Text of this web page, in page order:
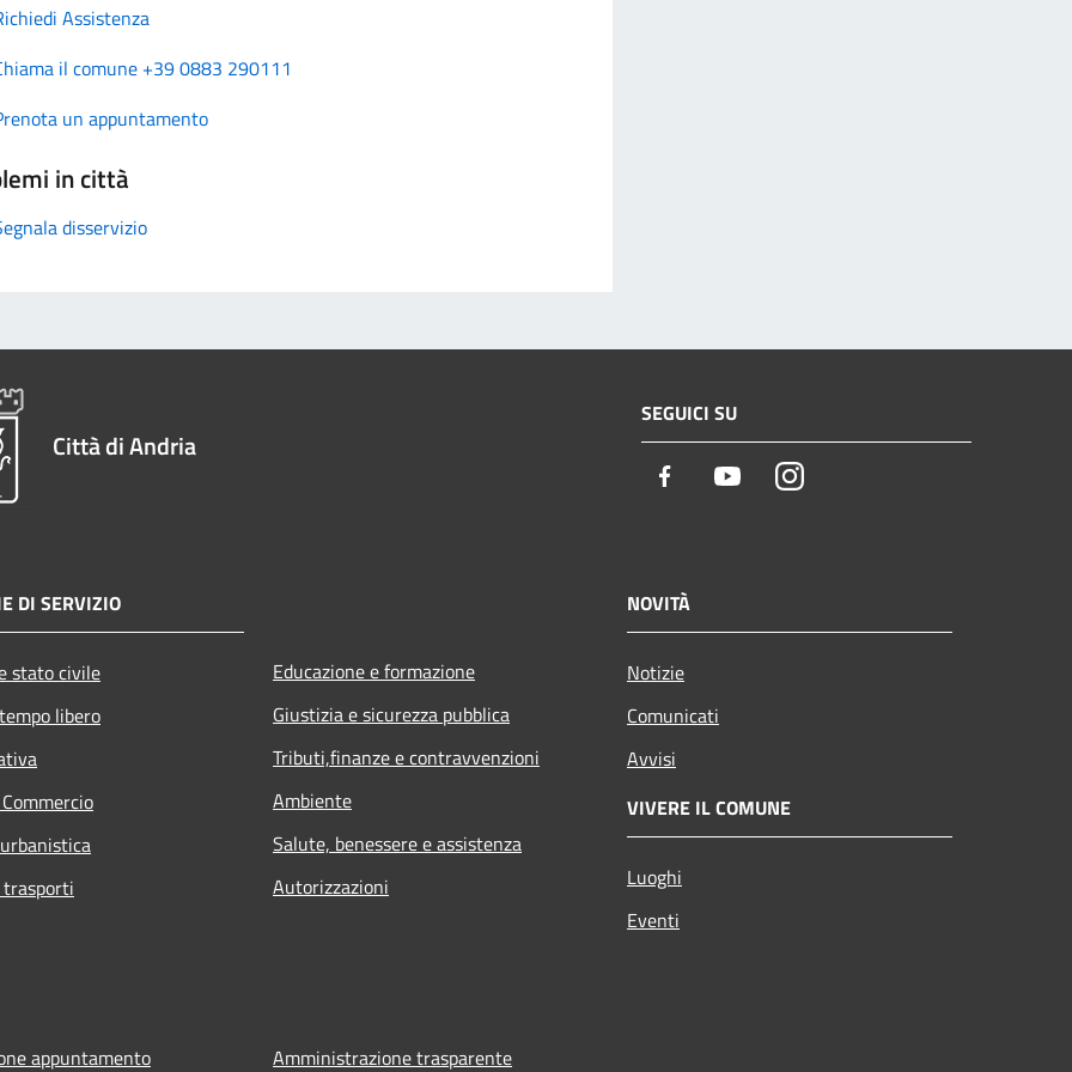
Assistenza
il comune +39 0883 290111
un appuntamento
in città
disservizio
Città di Andria
SEGUICI SU
Facebook YoutubeInstagram
DI SERVIZIO
stato civile
libero
Educazione e formazione
Giustizia e sicurezza pubblica
Tributi,finanze e contravvenzioni
Ambiente
Salute, benessere e assistenza
Autorizzazioni
NOVITÀ
Notizie
Comunicati
Avvisi
VIVERE IL COMUNE
Luoghi
Eventi
appuntamento Amministrazione trasparente